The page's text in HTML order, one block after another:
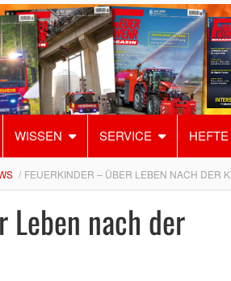
WISSEN SERVICE HEFTE
FEUERKINDER – ÜBER LEBEN NACH DER
Leben nach der